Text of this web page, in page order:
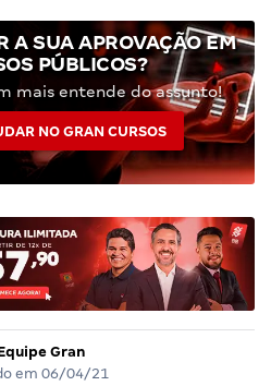
A SUA APROVAÇÃO EM
PÚBLICOS?
mais entende do assunto!
NO GRAN CURSOS
Gran
em 06/04/21